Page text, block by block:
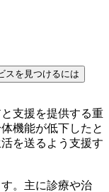
スを見つけるには
支援を提供する重
機能が低下したと
を送るよう支援す
。主に診療や治